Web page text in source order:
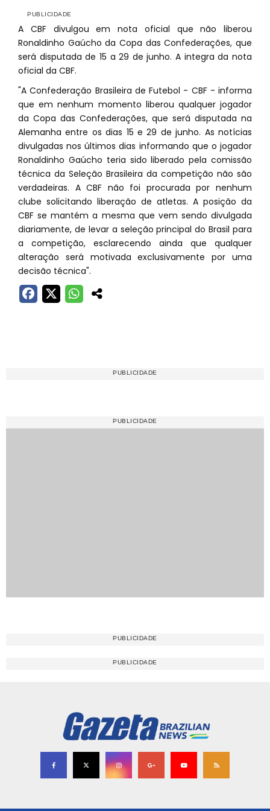
A CBF divulgou em nota oficial que não liberou
Ronaldinho Gaúcho da Copa das Confederações, que
será disputada de 15 a 29 de junho. A integra da nota
oficial da CBF.
"A Confederação Brasileira de Futebol - CBF - informa
que em nenhum momento liberou qualquer jogador
da Copa das Confederações, que será disputada na
Alemanha entre os dias 15 e 29 de junho. As notícias
divulgadas nos últimos dias informando que o jogador
Ronaldinho Gaúcho teria sido liberado pela comissão
técnica da Seleção Brasileira da competição não são
verdadeiras. A CBF não foi procurada por nenhum
clube solicitando liberação de atletas. A posição da
CBF se mantém a mesma que vem sendo divulgada
diariamente, de levar a seleção principal do Brasil para
a competição, esclarecendo ainda que qualquer
alteração será motivada exclusivamente por uma
decisão técnica".